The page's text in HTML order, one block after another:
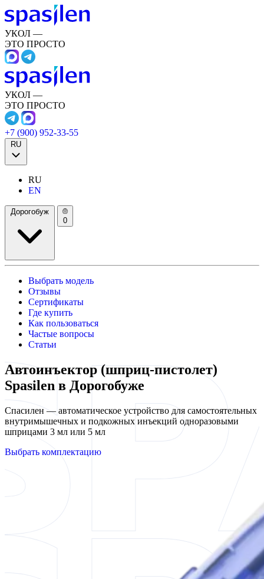
УКОЛ —
ЭТО ПРОСТО
УКОЛ —
ЭТО ПРОСТО
+7 (900) 952-33-55
RU
RU
EN
Дорогобуж
0
Выбрать модель
Отзывы
Сертификаты
Где купить
Как пользоваться
Частые вопросы
Статьи
Автоинъектор (шприц-пистолет)
Spasilen в Дорогобуже
Спасилен — автоматическое устройство для самостоятельных
внутримышечных и подкожных инъекций одноразовыми
шприцами 3 мл или 5 мл
Выбрать комплектацию